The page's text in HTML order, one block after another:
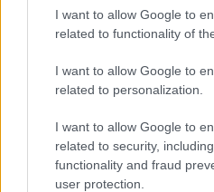
I want to allow Google to
related to functionality of
I want to allow Google to
related to personalization.
I want to allow Google to
related to security,
functionality and fraud
user protection.
TAGS: Δημοσκόπηση
Νέα
Ελληνική
Νίκος Ανδρουλάκης